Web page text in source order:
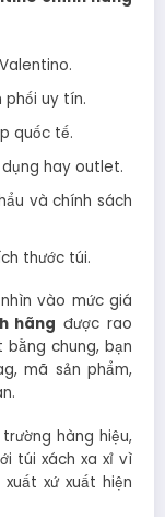
phối uy tín.
quốc tế.
hay outlet.
và chính sách
thước túi.
vào mức giá
hãng được rao
chung, bạn
mã sản phẩm,
hàng hiệu,
túi xách xa xỉ vì
xứ xuất hiện